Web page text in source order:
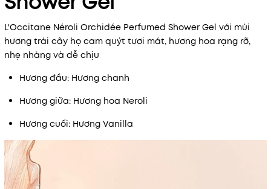
L'Occitane Néroli Orchidée Perfumed Shower Gel với mùi
hương trái cây họ cam quýt tươi mát, hương hoa rạng rỡ,
nhẹ nhàng và dễ chịu
Hương đầu: Hương chanh
Hương giữa: Hương hoa Neroli
Hương cuối: Hương Vanilla